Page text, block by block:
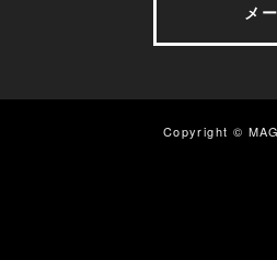
メ
メ
Copyright ©